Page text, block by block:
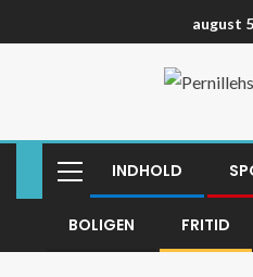
august
INDHOLD
BOLIGEN FRITID